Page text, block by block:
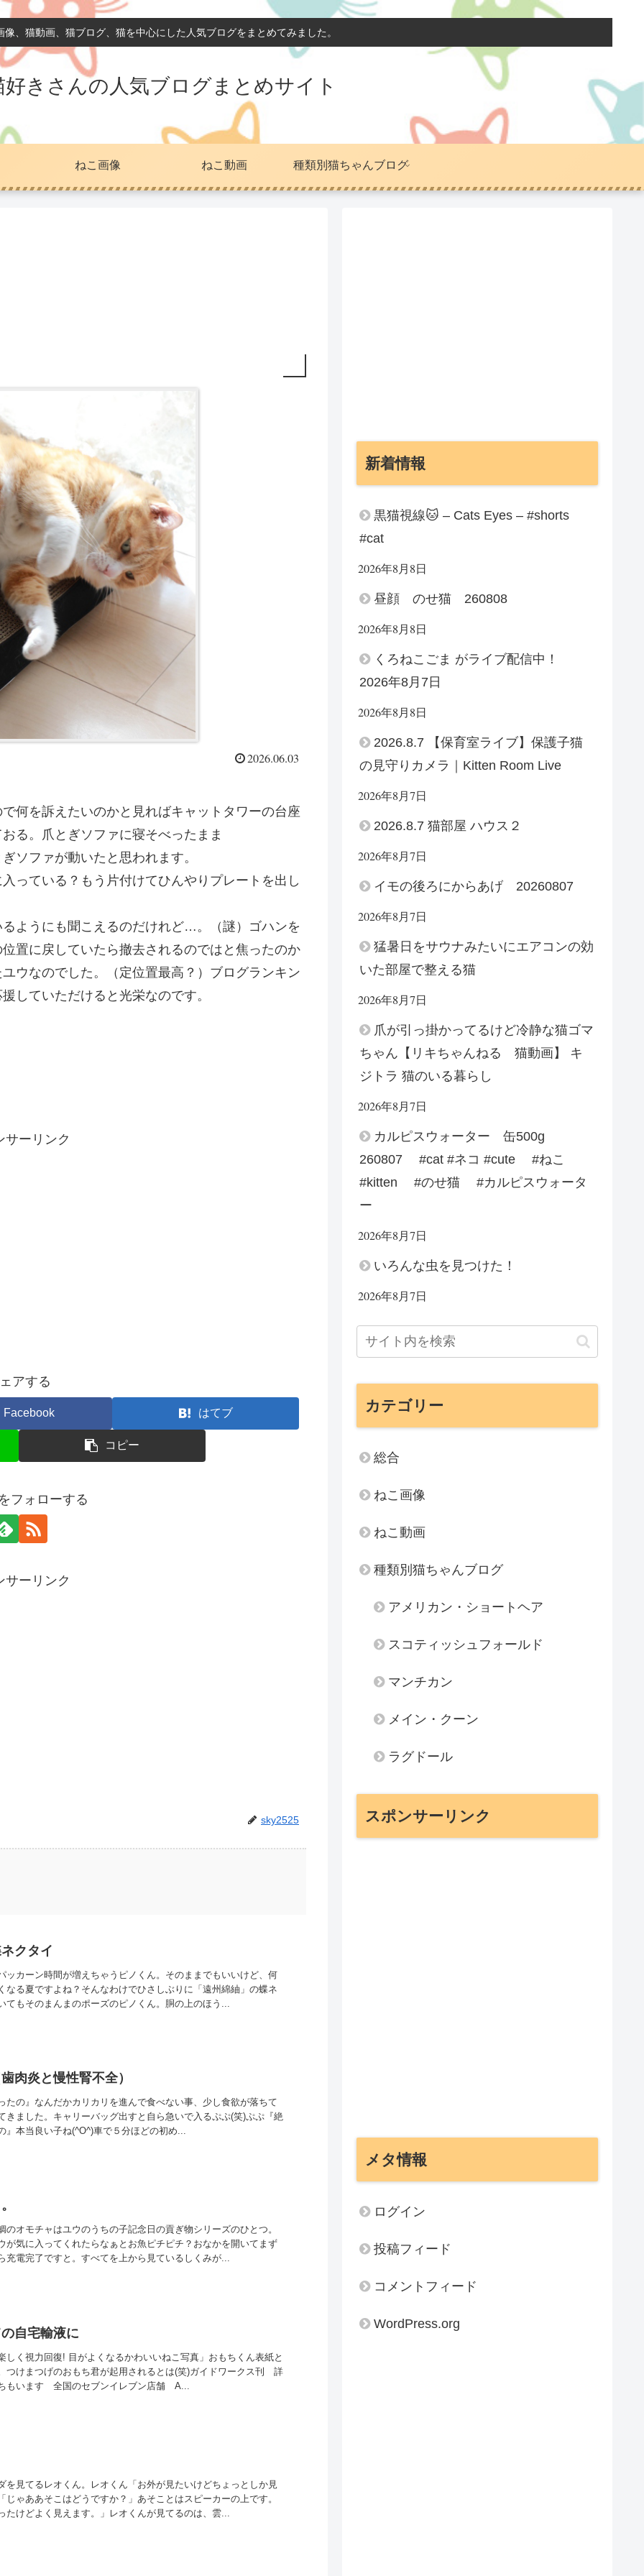
像、猫動画、猫ブログ、猫を中心にした人気ブログをまとめてみました。
好きさんの人気ブログまとめサイト
ねこ画像 ねこ動画 種類別猫ちゃんブログ
2026.06.03
何を訴えたいのかと見ればキャットタワーの台座
る。爪とぎソファに寝そべったまま
ソファが動いたと思われます。
っている？もう片付けてひんやりプレートを出し
ようにも聞こえるのだけれど…。（謎）ゴハンを
置に戻していたら撤去されるのではと焦ったのか
ウなのでした。（定位置最高？）ブログランキン
していただけると光栄なのです。
サーリンク
アする
Facebook はてブ
コピー
フォローする
サーリンク
sky2525
クタイ
ッカーン時間が増えちゃうピノくん。そのままでもいいけど、何
なる夏ですよね？そんなわけでひさしぶりに「遠州綿紬」の蝶ネ
てもそのまんまのポーズのピノくん。胴の上のほう...
肉炎と慢性腎不全）
たの』なんだかカリカリを進んで食べない事、少し食欲が落ちて
きました。キャリーバッグ出すと自ら急いで入るぷぷ(笑)ぷぷ『絶
本当良い子ね(^O^)車で５分ほどの初め...
のオモチャはユウのうちの子記念日の貢ぎ物シリーズのひとつ。
が気に入ってくれたらなぁとお魚ピチピチ？おなかを開いてまず
充電完了ですと。すべてを上から見ているしくみが...
自宅輸液に
く視力回復! 目がよくなるかわいいねこ写真」おもちくん表紙と
つけまつげのおもち君が起用されるとは(笑)ガイドワークス刊 詳
います 全国のセブンイレブン店舗 A...
を見てるレオくん。レオくん「お外が見たいけどちょっとしか見
じゃああそこはどうですか？」あそことはスピーカーの上です。
たけどよく見えます。」レオくんが見てるのは、雲...
新着情報
黒猫視線🐱 – Cats Eyes – #shorts
#cat
2026年8月8日
昼顔 のせ猫 260808
2026年8月8日
くろねこごま がライブ配信中！
2026年8月7日
2026年8月8日
2026.8.7 【保育室ライブ】保護子猫
の見守りカメラ｜Kitten Room Live
2026年8月7日
2026.8.7 猫部屋 ハウス２
2026年8月7日
イモの後ろにからあげ 20260807
2026年8月7日
猛暑日をサウナみたいにエアコンの効
いた部屋で整える猫
2026年8月7日
爪が引っ掛かってるけど冷静な猫ゴマ
ちゃん【リキちゃんねる 猫動画】 キ
ジトラ 猫のいる暮らし
2026年8月7日
カルピスウォーター 缶500g
260807 #cat #ネコ #cute #ねこ
#kitten #のせ猫 #カルピスウォータ
ー
2026年8月7日
いろんな虫を見つけた！
2026年8月7日
カテゴリー
総合
ねこ画像
ねこ動画
種類別猫ちゃんブログ
アメリカン・ショートヘア
スコティッシュフォールド
マンチカン
メイン・クーン
ラグドール
スポンサーリンク
メタ情報
ログイン
投稿フィード
コメントフィード
WordPress.org